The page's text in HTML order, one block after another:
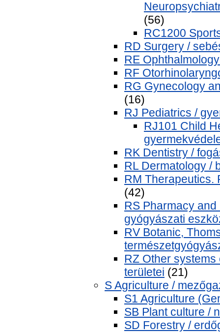
(56)
RC1200
RD Surgery /
RE
RF
RG Gynecology
(16)
RJ Pediatrics /
RJ101 Child
RK Dentistry /
RL Dermatology /
RM Therapeutics.
(42)
RS Pharmacy
gyógyászati
RV Botanic,
RZ Other
területei (21)
S Agriculture /
S1 Agriculture
SB Plant culture /
SD Forestry /